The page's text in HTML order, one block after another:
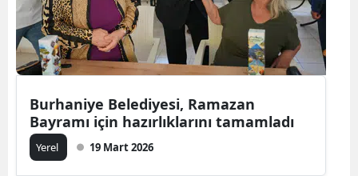
Burhaniye Belediyesi, Ramazan
Bayramı için hazırlıklarını tamamladı
Yerel 19 Mart 2026